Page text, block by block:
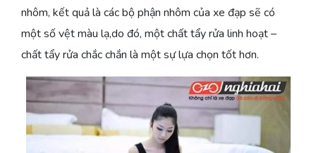
nhôm, kết quả là các bộ phận nhôm của xe đạp sẽ có
một số vệt màu lạ,do đó, một chất tẩy rửa linh hoạt –
chất tẩy rửa chắc chắn là một sự lựa chọn tốt hơn.